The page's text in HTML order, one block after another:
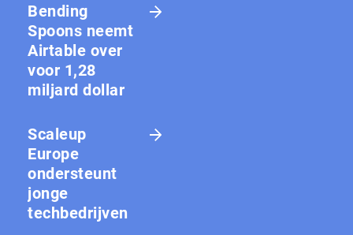
Bending
Spoons neemt
Airtable over
voor 1,28
miljard dollar
Scaleup
Europe
ondersteunt
jonge
techbedrijven